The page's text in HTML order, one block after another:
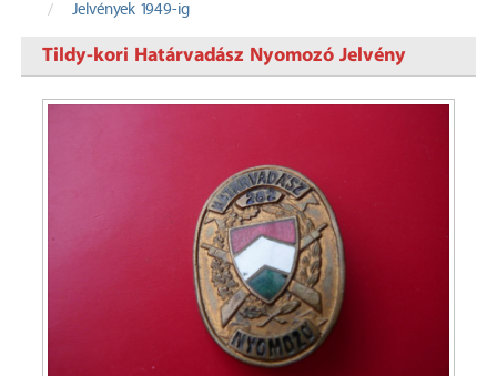
Jelvények 1949-ig
Tildy-kori Határvadász Nyomozó Jelvény